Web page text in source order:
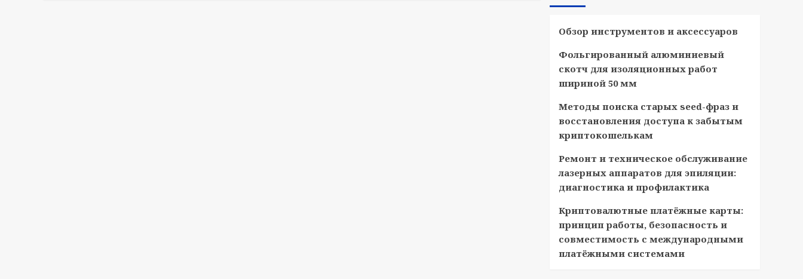
Обзор инструментов и аксессуаров
Фольгированный алюминиевый
скотч для изоляционных работ
шириной 50 мм
Методы поиска старых seed-фраз и
восстановления доступа к забытым
криптокошелькам
Ремонт и техническое обслуживание
лазерных аппаратов для эпиляции:
диагностика и профилактика
Криптовалютные платёжные карты:
принцип работы, безопасность и
совместимость с международными
платёжными системами